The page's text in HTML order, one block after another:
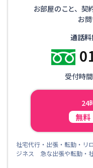
お部屋のこと、契
お
通話
受付時
24
無料
社宅代行・出張・転勤・リ
ジネス 急な出張や転勤・